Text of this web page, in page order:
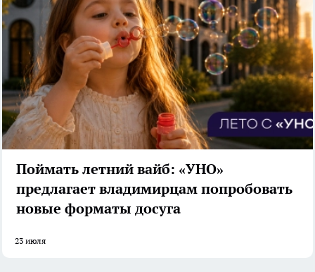
Поймать летний вайб: «УНО»
предлагает владимирцам попробовать
новые форматы досуга
23 июля